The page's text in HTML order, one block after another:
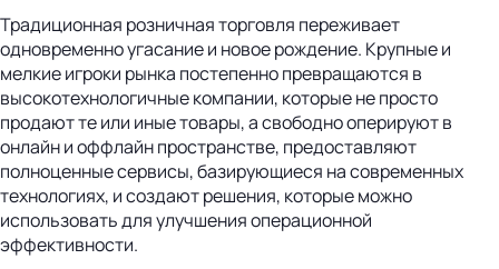
Традиционная розничная торговля переживает
одновременно угасание и новое рождение. Крупные и
мелкие игроки рынка постепенно превращаются в
высокотехнологичные компании, которые не просто
продают те или иные товары, а свободно оперируют в
онлайн и оффлайн пространстве, предоставляют
полноценные сервисы, базирующиеся на современных
технологиях, и создают решения, которые можно
использовать для улучшения операционной
эффективности.